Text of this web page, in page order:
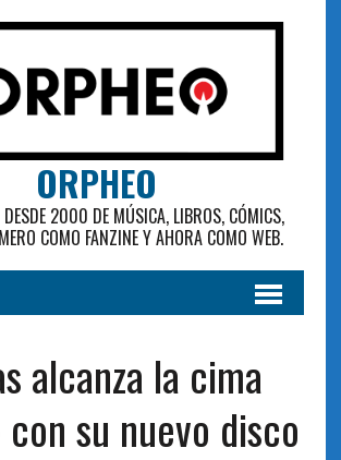
ORPHEO
2000 DE MÚSICA, LIBROS, CÓMICS,
COMO FANZINE Y AHORA COMO WEB.
alcanza la cima
su nuevo disco